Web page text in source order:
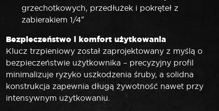
grzechotkowych, przedłużek i pokręteł z
zabierakiem 1/4″
Bezpieczeństwo i komfort użytkowania
Klucz trzpieniowy został zaprojektowany z myślą o
bezpieczeństwie użytkownika – precyzyjny profil
minimalizuje ryzyko uszkodzenia śruby, a solidna
konstrukcja zapewnia długą żywotność nawet przy
intensywnym użytkowaniu.